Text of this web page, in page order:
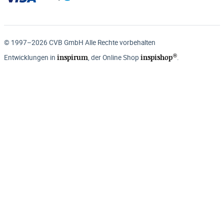
© 1997–2026 CVB GmbH Alle Rechte vorbehalten
Entwicklungen in inspirum, der Online Shop inspishop®.